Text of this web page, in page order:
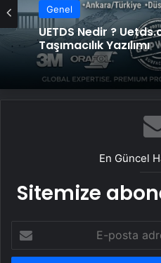
Genel
UETDS Nedir ?
Taşımacılık Yazılımı
En Güncel
Sitemize
posta
adresinizi